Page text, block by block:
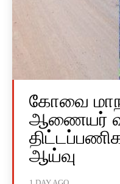
கோவை
ஆணையர்
ஆய்வு